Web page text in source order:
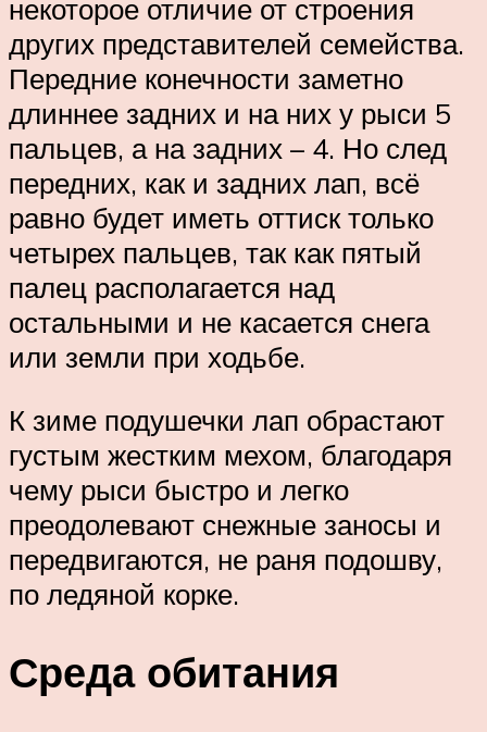
некоторое отличие от строения
других представителей семейства.
Передние конечности заметно
длиннее задних и на них у рыси 5
пальцев, а на задних – 4. Но след
передних, как и задних лап, всё
равно будет иметь оттиск только
четырех пальцев, так как пятый
палец располагается над
остальными и не касается снега
или земли при ходьбе.
К зиме подушечки лап обрастают
густым жестким мехом, благодаря
чему рыси быстро и легко
преодолевают снежные заносы и
передвигаются, не раня подошву,
по ледяной корке.
Среда обитания